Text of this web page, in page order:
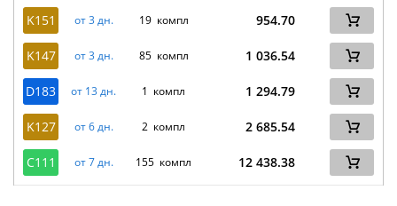
K151
от 3 дн. 19 компл 954.70
K147 от 3 дн. 85 компл 1 036.54
D183 от 13 дн. 1 компл 1 294.79
K127 от 6 дн. 2 компл 2 685.54
C111 от 7 дн. 155 компл 12 438.38